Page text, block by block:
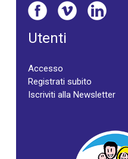
Utenti
Accesso
Registrati subito
Iscriviti alla Newsletter